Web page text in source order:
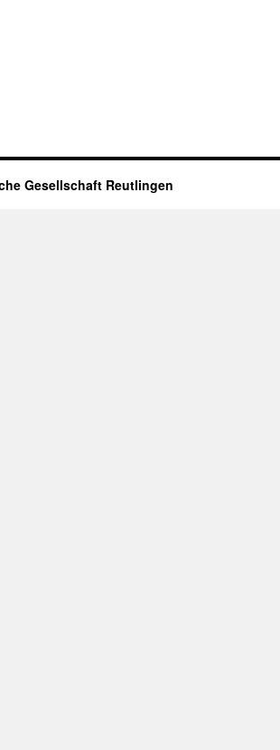
Gesellschaft Reutlingen